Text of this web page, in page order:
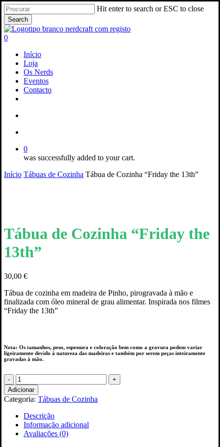
Skip
to
main
content
Hit enter to search or ESC to close
Search
Close
Search
search
account
0
Início
Loja
Os Nerds
Eventos
Contacto
0
was successfully added to your cart.
Início Tábuas de Cozinha Tábua de Cozinha “Friday the 13th”
Tábua de Cozinha “Friday the
13th”
30,00 €
Tábua de cozinha em madeira de Pinho, pirogravada à mão e
finalizada com óleo mineral de grau alimentar. Inspirada nos filmes
“Friday the 13th”
Nota: Os tamanhos, peso, espessura e coloração bem como a gravura podem variar
ligeiramente devido à natureza das madeiras e também por serem peças inteiramente
gravadas à mão.
Quantidade
de
Tábua
de
Cozinha
“Friday
the
13th”
Adicionar
Categoria: Tábuas de Cozinha
Descrição
Informação adicional
Avaliações (0)